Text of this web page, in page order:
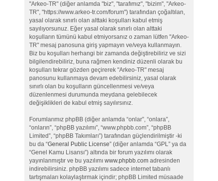
"Arkeo-TR" (diğer anlamda "biz", "tarafımız", "bizim", "Arkeo-
TR", "https://www.arkeo-tr.com/forum") tarafından çoğaltılan,
yasal olarak sınırlı olan alttaki koşulları kabul etmiş
sayılıyorsunuz. Eğer yasal olarak sınırlı olan alttaki
koşulların tümünü kabul etmiyorsanız o zaman lütfen "Arkeo-
TR" mesaj panosuna giriş yapmayın ve/veya kullanmayın.
Biz bu koşulları herhangi bir zamanda değiştirebiliriz ve sizi
bilgilendirebiliriz, buna rağmen kendiniz düzenli olarak bu
koşulları tekrar gözden geçirerek "Arkeo-TR" mesaj
panosunu kullanmaya devam edebilirsiniz, yasal olarak
sınırlı olan bu koşulların güncellenmesi ve/veya
düzenlenmesi durumunda meydana gelebilecek
değişiklikleri de kabul etmiş sayılırsınız.
Forumlarımız phpBB (diğer anlamda “onlar”, “onlara”,
“onların”, “phpBB yazılımı”, “www.phpbb.com”, “phpBB
Limited”, “phpBB Takımları”) tarafından güçlendirilmiştir -ki
bu da “General Public License” (diğer anlamda “GPL” ya da
“Genel Kamu Lisansı”) altında bir forum yazılımı olarak
yayınlanmıştır ve bu yazılımı www.phpbb.comadresinden
indirebilirsiniz. phpBB yazılımı sadece internet tabanlı
tartışmaları kolaylaştırmak içindir; phpBB Limited müsaade